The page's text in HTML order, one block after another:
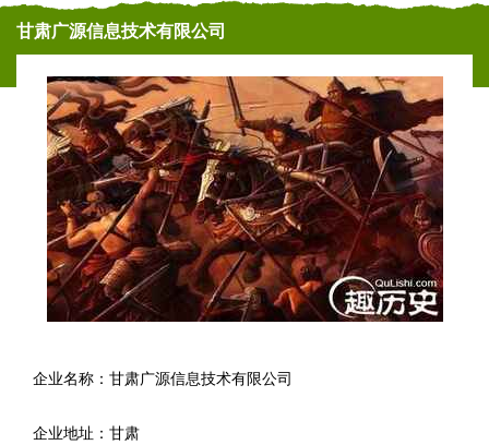
甘肃广源信息技术有限公司
企业名称：甘肃广源信息技术有限公司
企业地址：甘肃